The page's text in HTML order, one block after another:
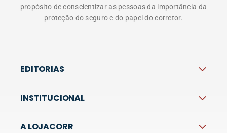
propósito de conscientizar as pessoas da importância da
proteção do seguro e do papel do corretor.
EDITORIAS
INSTITUCIONAL
A LOJACORR